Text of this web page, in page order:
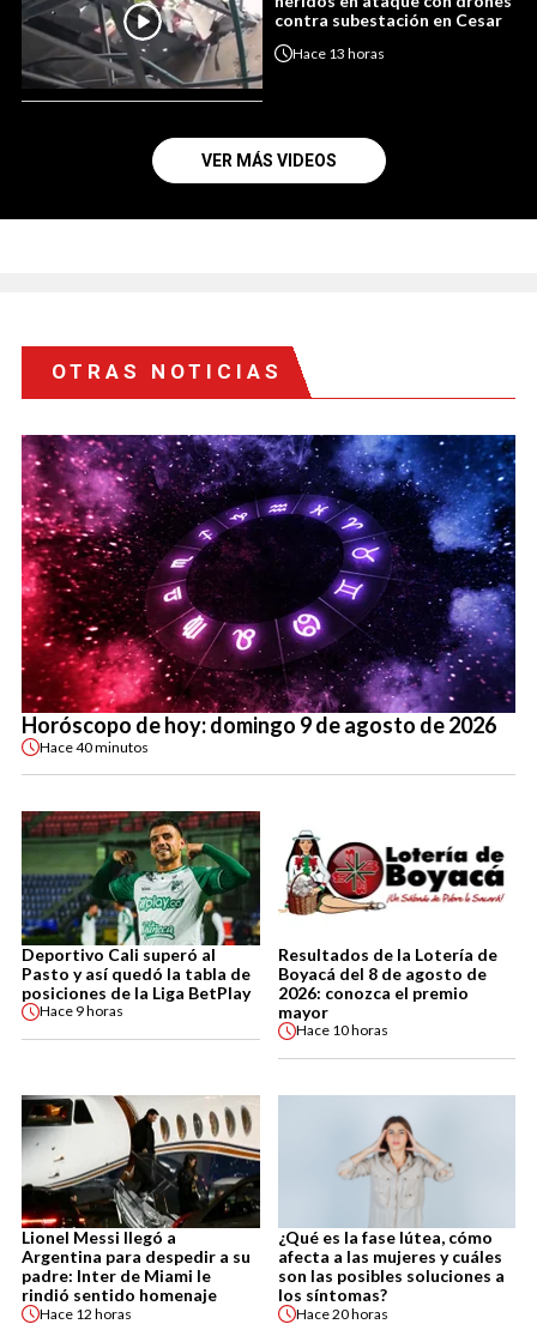
contra subestación en Cesar
Hace 13 horas
VER MÁS VIDEOS
OTRAS NOTICIAS
Horóscopo de hoy: domingo 9 de agosto de 2026
Hace40 minutos
Deportivo Cali superó al
Pasto y así quedó la tabla de
posiciones de la Liga BetPlay
Hace 9 horas
Resultados de la Lotería de
Boyacá del 8 de agosto de
2026: conozca el premio
mayor
Hace 10 horas
Lionel Messi llegó a
Argentina para despedir a su
padre: Inter de Miami le
rindió sentido homenaje
Hace 12 horas
¿Qué es la fase lútea, cómo
afecta a las mujeres y cuáles
son las posibles soluciones a
los síntomas?
Hace20 horas